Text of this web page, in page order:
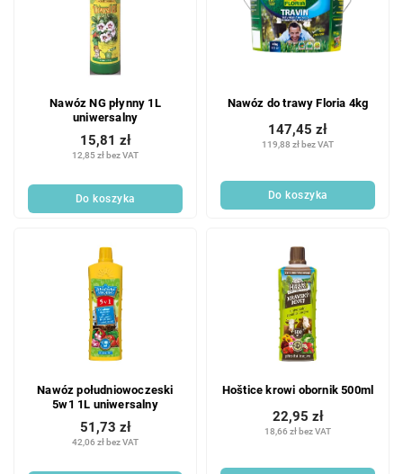
Nawóz NG płynny 1L
uniwersalny
12,85 zł bez VAT
15,81 zł
Do koszyka
Nawóz do trawy Floria 4kg
119,88 zł bez VAT
147,45 zł
Do koszyka
Nawóz południowoczeski
5w1 1L uniwersalny
42,06 zł bez VAT
51,73 zł
Hoštice krowi obornik 500ml
18,66 zł bez VAT
22,95 zł